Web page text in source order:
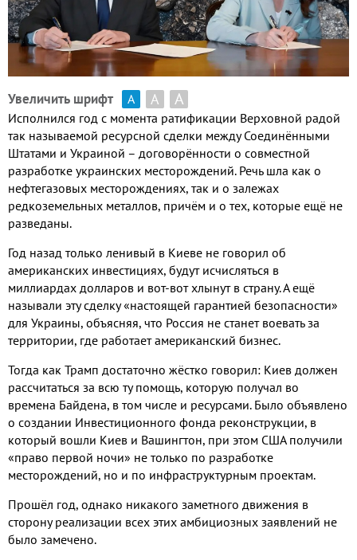
Увеличить шрифт А А А
Исполнился год с момента ратификации Верховной радой
так называемой ресурсной сделки между Соединёнными
Штатами и Украиной – договорённости о совместной
разработке украинских месторождений. Речь шла как о
нефтегазовых месторождениях, так и о залежах
редкоземельных металлов, причём и о тех, которые ещё не
разведаны.
Год назад только ленивый в Киеве не говорил об
американских инвестициях, будут исчисляться в
миллиардах долларов и вот-вот хлынут в страну.А ещё
называли эту сделку «настоящей гарантией безопасности»
для Украины, объясняя, что Россия не станет воевать за
территории, где работает американский бизнес.
Тогда как Трамп достаточно жёстко говорил: Киев должен
рассчитаться за всю ту помощь, которую получал во
времена Байдена, в том числе и ресурсами. Было объявлено
о создании Инвестиционного фонда реконструкции, в
который вошли Киев и Вашингтон, при этом США получили
«право первой ночи» не только по разработке
месторождений, но и по инфраструктурным проектам.
Прошёл год, однако никакого заметного движения в
сторону реализации всех этих амбициозных заявлений не
было замечено.